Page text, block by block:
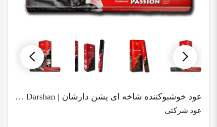
عود خوشبوکننده شاخه ای پشن دارشان | Passion Darshan
عود شرکتی